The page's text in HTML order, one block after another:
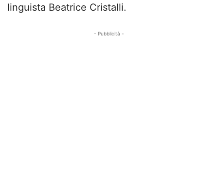
linguista Beatrice Cristalli.
- Pubblicità -